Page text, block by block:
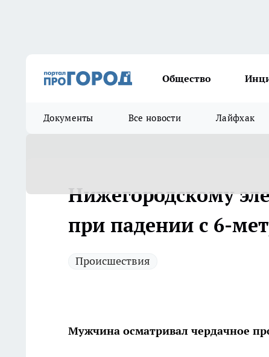
Общество
Документы Все новости Лайфхак
Нижегородскому
при падении с 6-
Происшествия
Мужчина осматривал чердачное